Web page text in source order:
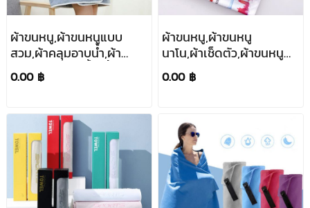
ผ้าขนหนู,ผ้าขนหนูแบบ
สวม,ผ้าคลุมอาบน้ำ,ผ้า
ขนหนูคลุมอาบน้ำ,เสื้อคลุม
อาบน้ำแบบ
0.00 ฿
ผ้าขนหนู,ผ้าขนหนู
นาโน,ผ้าเช็ดตัว,ผ้าขนหนู
สกรีนโลโก้,สกรีนตาม
แบบ,LOGO
0.00 ฿